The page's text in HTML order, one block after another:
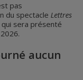
pas
du spectacle Lettres
qui sera présenté
aucun